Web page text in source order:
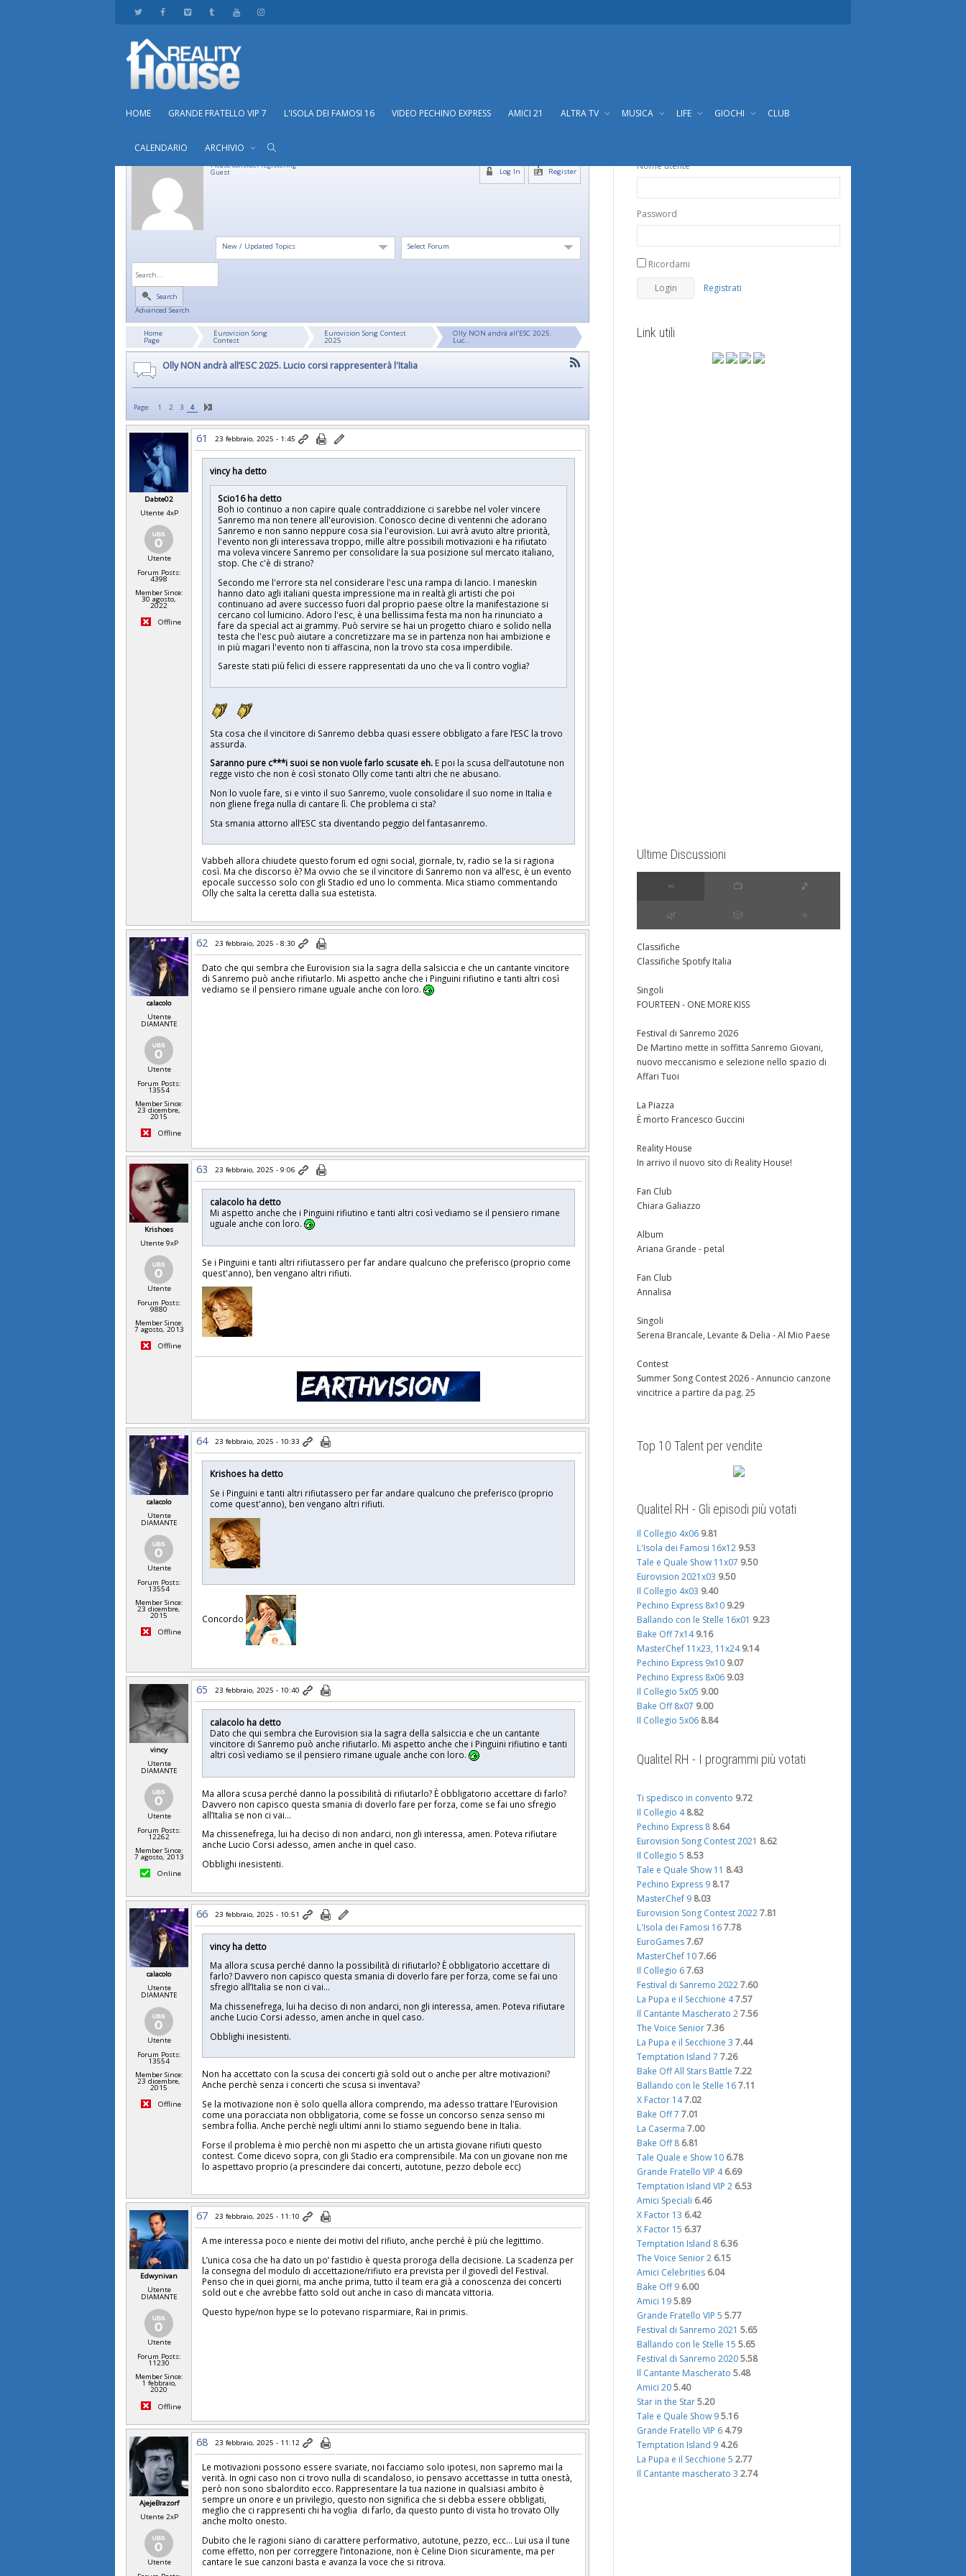
HOME GRANDE FRATELLO VIP 7 L'ISOLA DEI FAMOSI 16 VIDEO PECHINO EXPRESS AMICI 21 ALTRA TV MUSICA LIFE GIOCHI CLUB
CALENDARIO ARCHIVIO
Please consider registering
Guest Register
Log In
Select Forum
New / Updated Topics
Search
Advanced Search
Home
Page
Eurovision Song
Contest
Eurovision Song Contest
2025
Olly NON andrà all’ESC 2025.
Luc…
Olly NON andrà all’ESC 2025. Lucio corsi rappresenterà l'Italia
Page: 1 2 3 4
Dabte02
Utente 4xP
Utente
Forum Posts:
4398
Member Since:
30 agosto,
2022
Offline
61 23 febbraio, 2025 - 1:45
vincy ha detto
Scio16 ha detto
Boh io continuo a non capire quale contraddizione ci sarebbe nel voler vincere
Sanremo ma non tenere all'eurovision. Conosco decine di ventenni che adorano
Sanremo e non sanno neppure cosa sia l'eurovision. Lui avrà avuto altre priorità,
l'evento non gli interessava troppo, mille altre possibili motivazioni e ha rifiutato
ma voleva vincere Sanremo per consolidare la sua posizione sul mercato italiano,
stop. Che c'è di strano?
Secondo me l'errore sta nel considerare l'esc una rampa di lancio. I maneskin
hanno dato agli italiani questa impressione ma in realtà gli artisti che poi
continuano ad avere successo fuori dal proprio paese oltre la manifestazione si
cercano col lumicino. Adoro l'esc, è una bellissima festa ma non ha rinunciato a
fare da special act ai grammy. Può servire se hai un progetto chiaro e solido nella
testa che l'esc può aiutare a concretizzare ma se in partenza non hai ambizione e
in più magari l'evento non ti affascina, non la trovo sta cosa imperdibile.
Sareste stati più felici di essere rappresentati da uno che va lì contro voglia?
Sta cosa che il vincitore di Sanremo debba quasi essere obbligato a fare l’ESC la trovo
assurda.
Saranno pure c***i suoi se non vuole farlo scusate eh. E poi la scusa dell’autotune non
regge visto che non è così stonato Olly come tanti altri che ne abusano.
Non lo vuole fare, si e vinto il suo Sanremo, vuole consolidare il suo nome in Italia e
non gliene frega nulla di cantare lì. Che problema ci sta?
Sta smania attorno all’ESC sta diventando peggio del fantasanremo.
Vabbeh allora chiudete questo forum ed ogni social, giornale, tv, radio se la si ragiona
così. Ma che discorso è? Ma ovvio che se il vincitore di Sanremo non va all’esc, è un evento
epocale successo solo con gli Stadio ed uno lo commenta. Mica stiamo commentando
Olly che salta la ceretta dalla sua estetista.
calacolo
Utente
DIAMANTE
Utente
Forum Posts:
13554
Member Since:
23 dicembre,
2015
Offline
62 23 febbraio, 2025 - 8:30
Dato che qui sembra che Eurovision sia la sagra della salsiccia e che un cantante vincitore
di Sanremo può anche rifiutarlo. Mi aspetto anche che i Pinguini rifiutino e tanti altri così
vediamo se il pensiero rimane uguale anche con loro.
Krishoes
Utente 9xP
Utente
Forum Posts:
9880
Member Since:
7 agosto, 2013
Offline
63 23 febbraio, 2025 - 9:06
calacolo ha detto
Mi aspetto anche che i Pinguini rifiutino e tanti altri così vediamo se il pensiero rimane
uguale anche con loro.
Se i Pinguini e tanti altri rifiutassero per far andare qualcuno che preferisco (proprio come
quest'anno), ben vengano altri rifiuti.
calacolo
Utente
DIAMANTE
Utente
Forum Posts:
13554
Member Since:
23 dicembre,
2015
Offline
64 23 febbraio, 2025 - 10:33
Krishoes ha detto
Se i Pinguini e tanti altri rifiutassero per far andare qualcuno che preferisco (proprio
come quest'anno), ben vengano altri rifiuti.
Concordo
vincy
Utente
DIAMANTE
Utente
Forum Posts:
12262
Member Since:
7 agosto, 2013
Online
65 23 febbraio, 2025 - 10:40
calacolo ha detto
Dato che qui sembra che Eurovision sia la sagra della salsiccia e che un cantante
vincitore di Sanremo può anche rifiutarlo. Mi aspetto anche che i Pinguini rifiutino e tanti
altri così vediamo se il pensiero rimane uguale anche con loro.
Ma allora scusa perché danno la possibilità di rifiutarlo? È obbligatorio accettare di farlo?
Davvero non capisco questa smania di doverlo fare per forza, come se fai uno sfregio
all’Italia se non ci vai…
Ma chissenefrega, lui ha deciso di non andarci, non gli interessa, amen. Poteva rifiutare
anche Lucio Corsi adesso, amen anche in quel caso.
Obblighi inesistenti.
calacolo
Utente
DIAMANTE
Utente
Forum Posts:
13554
Member Since:
23 dicembre,
2015
Offline
66 23 febbraio, 2025 - 10:51
vincy ha detto
Ma allora scusa perché danno la possibilità di rifiutarlo? È obbligatorio accettare di
farlo? Davvero non capisco questa smania di doverlo fare per forza, come se fai uno
sfregio all’Italia se non ci vai…
Ma chissenefrega, lui ha deciso di non andarci, non gli interessa, amen. Poteva rifiutare
anche Lucio Corsi adesso, amen anche in quel caso.
Obblighi inesistenti.
Non ha accettato con la scusa dei concerti già sold out o anche per altre motivazioni?
Anche perchè senza i concerti che scusa si inventava?
Se la motivazione non è solo quella allora comprendo, ma adesso trattare l'Eurovision
come una poracciata non obbligatoria, come se fosse un concorso senza senso mi
sembra follia. Anche perchè negli ultimi anni lo stiamo seguendo bene in Italia.
Forse il problema è mio perchè non mi aspetto che un artista giovane rifiuti questo
contest. Come dicevo sopra, con gli Stadio era comprensibile. Ma con un giovane non me
lo aspettavo proprio (a prescindere dai concerti, autotune, pezzo debole ecc)
Edwynivan
Utente
DIAMANTE
Utente
Forum Posts:
11230
Member Since:
1 febbraio,
2020
Offline
67 23 febbraio, 2025 - 11:10
A me interessa poco e niente dei motivi del rifiuto, anche perché è più che legittimo.
L’unica cosa che ha dato un po’ fastidio è questa proroga della decisione. La scadenza per
la consegna del modulo di accettazione/rifiuto era prevista per il giovedì del Festival.
Penso che in quei giorni, ma anche prima, tutto il team era già a conoscenza dei concerti
sold out e che avrebbe fatto sold out anche in caso di mancata vittoria.
Questo hype/non hype se lo potevano risparmiare, Rai in primis.
AjejeBrazorf
Utente 2xP
Utente
68 23 febbraio, 2025 - 11:12
Le motivazioni possono essere svariate, noi facciamo solo ipotesi, non sapremo mai la
verità. In ogni caso non ci trovo nulla di scandaloso, io pensavo accettasse in tutta onestà,
però non sono sbalordito ecco. Rappresentare la tua nazione in qualsiasi ambito è
sempre un onore e un privilegio, questo non significa che si debba essere obbligati,
meglio che ci rappresenti chi ha voglia di farlo, da questo punto di vista ho trovato Olly
anche molto onesto.
Dubito che le ragioni siano di carattere performativo, autotune, pezzo, ecc… Lui usa il tune
come effetto, non per correggere l’intonazione, non è Celine Dion sicuramente, ma per
cantare le sue canzoni basta e avanza la voce che si ritrova.
Nome utente
Password
Ricordami
Registrati
Link utili
Ultime Discussioni
∞ 📺 🎵
🌿 🎲 ⭐️
Classifiche
Classifiche Spotify Italia
Singoli
FOURTEEN - ONE MORE KISS
Festival di Sanremo 2026
De Martino mette in soffitta Sanremo Giovani,
nuovo meccanismo e selezione nello spazio di
Affari Tuoi
La Piazza
È morto Francesco Guccini
Reality House
In arrivo il nuovo sito di Reality House!
Fan Club
Chiara Galiazzo
Album
Ariana Grande - petal
Fan Club
Annalisa
Singoli
Serena Brancale, Levante & Delia - Al Mio Paese
Contest
Summer Song Contest 2026 - Annuncio canzone
vincitrice a partire da pag. 25
Top 10 Talent per vendite
Qualitel RH - Gli episodi più votati
Il Collegio 4x06 9.81
L'Isola dei Famosi 16x12 9.53
Tale e Quale Show 11x07 9.50
Eurovision 2021x03 9.50
Il Collegio 4x03 9.40
Pechino Express 8x10 9.29
Ballando con le Stelle 16x01 9.23
Bake Off 7x14 9.16
MasterChef 11x23, 11x24 9.14
Pechino Express 9x10 9.07
Pechino Express 8x06 9.03
Il Collegio 5x05 9.00
Bake Off 8x07 9.00
Il Collegio 5x06 8.84
Qualitel RH - I programmi più votati
Ti spedisco in convento 9.72
Il Collegio 4 8.82
Pechino Express 8 8.64
Eurovision Song Contest 2021 8.62
Il Collegio 5 8.53
Tale e Quale Show 11 8.43
Pechino Express 9 8.17
MasterChef 9 8.03
Eurovision Song Contest 2022 7.81
L'Isola dei Famosi 16 7.78
EuroGames 7.67
MasterChef 10 7.66
Il Collegio 6 7.63
Festival di Sanremo 2022 7.60
La Pupa e il Secchione 47.57
Il Cantante Mascherato 2 7.56
The Voice Senior 7.36
La Pupa e il Secchione 3 7.44
Temptation Island 7 7.26
Bake Off All Stars Battle 7.22
Ballando con le Stelle 16 7.11
X Factor 147.02
Bake Off 7 7.01
La Caserma 7.00
Bake Off 8 6.81
Tale Quale e Show 10 6.78
Grande Fratello VIP 4 6.69
Temptation Island VIP 2 6.53
Amici Speciali 6.46
X Factor 13 6.42
X Factor 15 6.37
Temptation Island 8 6.36
The Voice Senior 2 6.15
Amici Celebrities 6.04
Bake Off 9 6.00
Amici 19 5.89
Grande Fratello VIP 5 5.77
Festival di Sanremo 2021 5.65
Ballando con le Stelle 15 5.65
Festival di Sanremo 2020 5.58
Il Cantante Mascherato 5.48
Amici 20 5.40
Star in the Star 5.20
Tale e Quale Show 9 5.16
Grande Fratello VIP 6 4.79
Temptation Island 9 4.26
La Pupa e il Secchione 5 2.77
Il Cantante mascherato 3 2.74